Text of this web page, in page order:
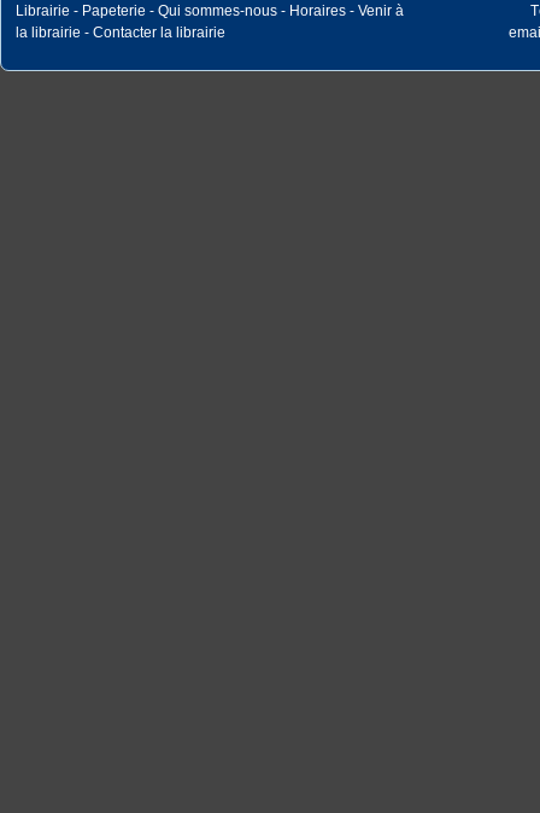
Librairie - Papeterie - Qui sommes-nous - Horaires - Venir à
la librairie - Contacter la librairie